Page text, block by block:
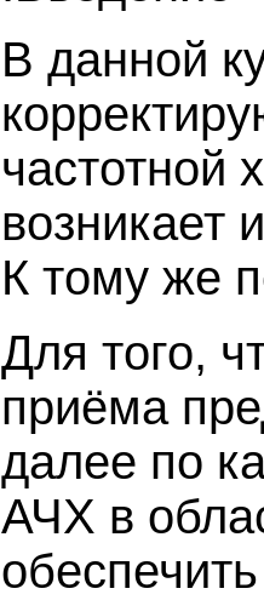
В данной
частотной
возникает
К тому же
Для того,
приёма
далее по
АЧХ в